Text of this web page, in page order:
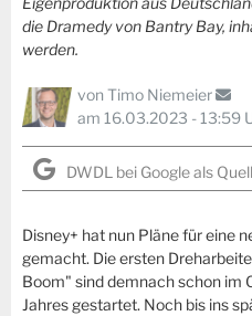
die Dramedy von Bantry Bay,
werden.
vonTimo Niemeier
am 16.03.2023 - 13:59
DWDL bei Google als
Disney+ hat nun Pläne für eine
gemacht. Die ersten
Boom" sind demnach schon im
Jahres gestartet. Noch bis ins